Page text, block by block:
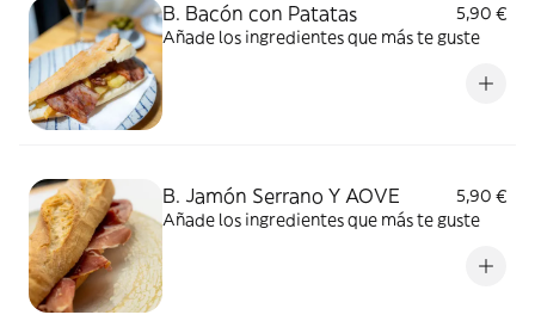
B. Bacón con Patatas
5,90 €
Añade los ingredientes que más te guste
B. Jamón Serrano Y AOVE
5,90 €
Añade los ingredientes que más te guste